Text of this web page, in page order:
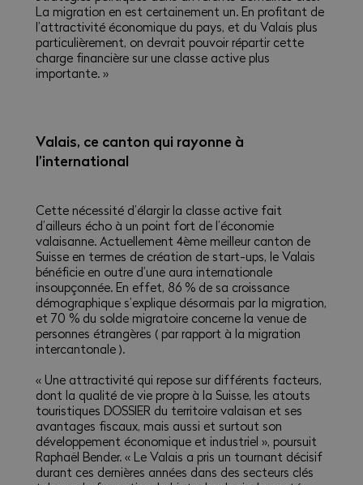
La migration en est certainement un. En profitant de
l’attractivité économique du pays, et du Valais plus
particulièrement, on devrait pouvoir répartir cette
charge financière sur une classe active plus
importante. »
Valais, ce canton qui rayonne à
l’international
Cette nécessité d’élargir la classe active fait
d’ailleurs écho à un point fort de l’économie
valaisanne. Actuellement 4ème meilleur canton de
Suisse en termes de création de start-ups, le Valais
bénéficie en outre d’une aura internationale
insoupçonnée. En effet, 86 % de sa croissance
démographique s’explique désormais par la migration,
et 70 % du solde migratoire concerne la venue de
personnes étrangères ( par rapport à la migration
intercantonale ).
« Une attractivité qui repose sur différents facteurs,
dont la qualité de vie propre à la Suisse, les atouts
touristiques DOSSIER du territoire valaisan et ses
avantages fiscaux, mais aussi et surtout son
développement économique et industriel », poursuit
Raphaël Bender. « Le Valais a pris un tournant décisif
durant ces dernières années dans des secteurs clés